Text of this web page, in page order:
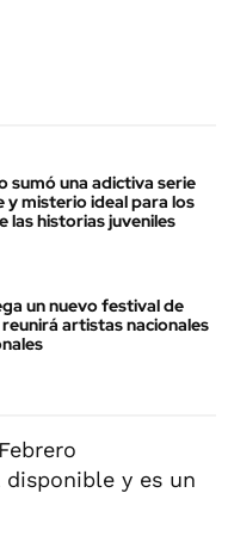
sumó una adictiva serie
y misterio ideal para los
las historias juveniles
un nuevo festival de
artistas nacionales
disponible y es un